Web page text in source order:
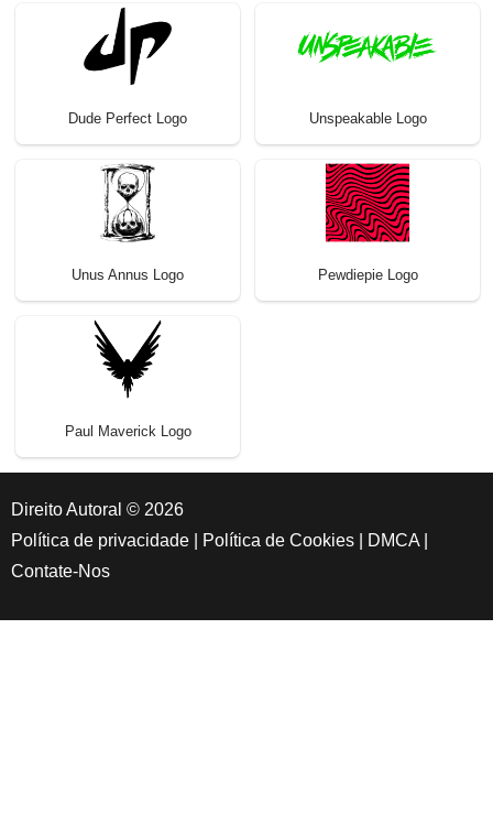
Dude Perfect Logo Unspeakable Logo
Unus Annus Logo Pewdiepie Logo
Paul Maverick Logo
Direito Autoral © 2026
Política de privacidade
Política de Cookies DMCA
Contate-Nos